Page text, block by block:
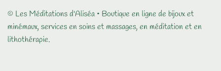
© Les Méditations d'Aliséa • Boutique en ligne de bijoux et
minémaux, services en soins et massages, en méditation et en
lithothérapie.